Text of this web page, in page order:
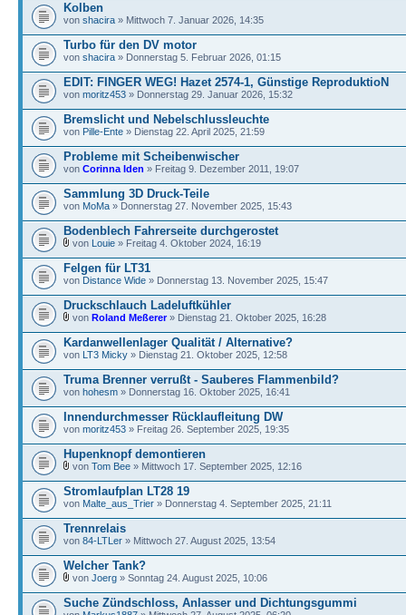
Kolben
von shacira » Mittwoch 7. Januar 2026, 14:35
Turbo für den DV motor
von shacira » Donnerstag 5. Februar 2026, 01:15
EDIT: FINGER WEG! Hazet 2574-1, Günstige ReproduktioN
von moritz453 » Donnerstag 29. Januar 2026, 15:32
Bremslicht und Nebelschlussleuchte
von Pille-Ente » Dienstag 22. April 2025, 21:59
Probleme mit Scheibenwischer
von Corinna Iden » Freitag 9. Dezember 2011, 19:07
Sammlung 3D Druck-Teile
von MoMa » Donnerstag 27. November 2025, 15:43
Bodenblech Fahrerseite durchgerostet
von Louie » Freitag 4. Oktober 2024, 16:19
Felgen für LT31
von Distance Wide » Donnerstag 13. November 2025, 15:47
Druckschlauch Ladeluftkühler
von Roland Meßerer» Dienstag 21. Oktober 2025, 16:28
Kardanwellenlager Qualität / Alternative?
von LT3 Micky » Dienstag 21. Oktober 2025, 12:58
Truma Brenner verrußt - Sauberes Flammenbild?
von hohesm » Donnerstag 16. Oktober 2025, 16:41
Innendurchmesser Rücklaufleitung DW
von moritz453 » Freitag 26. September 2025, 19:35
Hupenknopf demontieren
von Tom Bee » Mittwoch 17. September 2025, 12:16
Stromlaufplan LT28 19
von Malte_aus_Trier » Donnerstag 4. September 2025, 21:11
Trennrelais
von 84-LTLer » Mittwoch 27. August 2025, 13:54
Welcher Tank?
von Joerg » Sonntag 24. August 2025, 10:06
Suche Zündschloss, Anlasser und Dichtungsgummi